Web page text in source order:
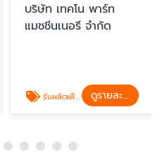
บริษัท เทคโน พาร์ท
แมชชีนเนอรี จำกัด
รับผลิตเฟือง ดูรายละเอียด